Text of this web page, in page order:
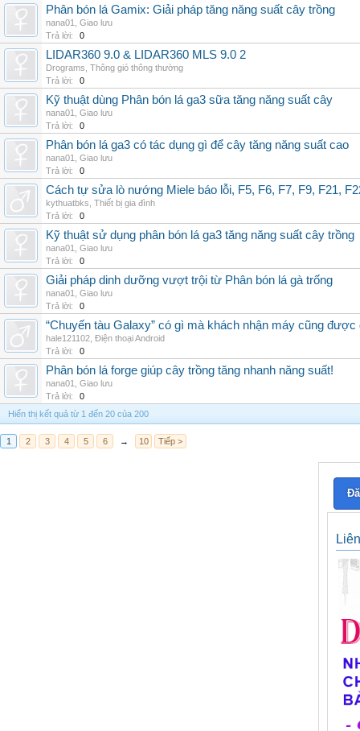
Phân bón lá Gamix: Giải pháp tăng năng suất cây trồng
nana01
Giao lưu
Trả lời:
0
LIDAR360 9.0 & LIDAR360 MLS 9.0 2
Drograms Thông gió thông thường
Trả lời:
0
Kỹ thuật dùng Phân bón lá ga3 sữa tăng năng suất cây
nana01
Giao lưu
Trả lời:
0
Phân bón lá ga3 có tác dụng gì để cây tăng năng suất cao
nana01
Giao lưu
Trả lời:
0
Cách tự sửa lò nướng Miele báo lỗi, F5, F6, F7, F9, F21,
kythuatbks Thiết bị gia đình
Trả lời:
0
Kỹ thuật sử dụng phân bón lá ga3 tăng năng suất cây trồng
nana01
Giao lưu
Trả lời:
0
Giải pháp dinh dưỡng vượt trội từ Phân bón lá gà trống
nana01
Giao lưu
Trả lời:
0
“Chuyến tàu Galaxy” có gì mà khách nhận máy cũng được
hale121102 Điện thoại Android
Trả lời:
0
Phân bón lá forge giúp cây trồng tăng nhanh năng suất!
nana01
Giao lưu
Trả lời:
0
Hiển thị kết quả từ 1 đến 20 của 200
1 2 3 4 5 6 → 10 Tiếp >